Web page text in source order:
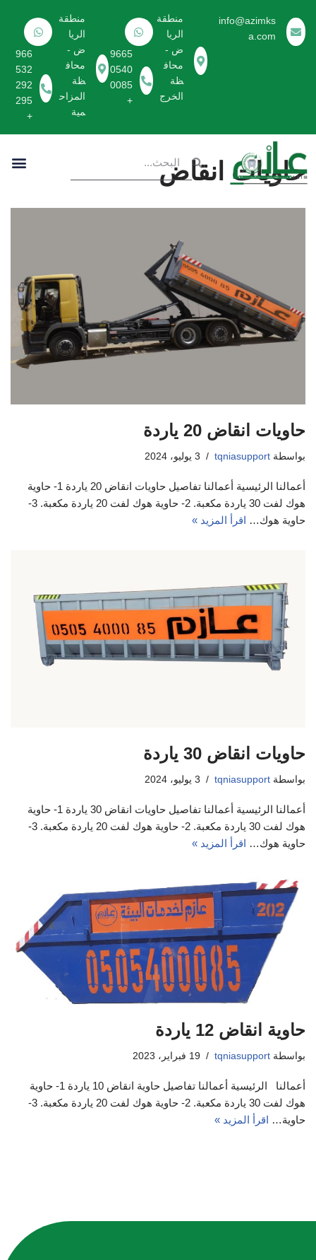
تخطى
info@azimks
a.com
منطقة
الريا
ض -
محاف
ظة
الخرج
9665
0540
0085
+
منطقة
الريا
ض -
محاف
ظة
المزاح
مية
966
532
292
295
+
حاويات انقاض
حاويات انقاض 20 ياردة
بواسطة tqniasupport 3 يوليو، 2024
أعمالنا الرئيسية أعمالنا تفاصيل حاويات انقاض 20 ياردة 1- حاوية
هوك لفت 30 ياردة مكعبة. 2- حاوية هوك لفت 20 ياردة مكعبة. 3-
حاوية هوك… اقرأ المزيد »
حاويات انقاض 30 ياردة
بواسطة tqniasupport 3 يوليو، 2024
أعمالنا الرئيسية أعمالنا تفاصيل حاويات انقاض 30 ياردة 1- حاوية
هوك لفت 30 ياردة مكعبة. 2- حاوية هوك لفت 20 ياردة مكعبة. 3-
حاوية هوك… اقرأ المزيد »
حاوية انقاض 12 ياردة
بواسطة tqniasupport 19 فبراير، 2023
أعمالنا الرئيسية أعمالنا تفاصيل حاوية انقاض 10 ياردة 1- حاوية
هوك لفت 30 ياردة مكعبة. 2- حاوية هوك لفت 20 ياردة مكعبة. 3-
حاوية… اقرأ المزيد »